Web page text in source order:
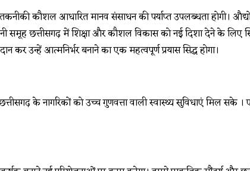
कौशल आधारित मानव संसाधन की पर्याप्त उपलब्धता होगी।
समूह छत्तीसगढ़ में शिक्षा और कौशल विकास को नई दिशा देने के
उन्हें आत्मनिर्भर बनाने का एक महत्वपूर्ण प्रयास सिद्ध होगा।
के नागरिकों को उच्च गुणवत्ता वाली स्वास्थ्य सुविधाएं मिल सके